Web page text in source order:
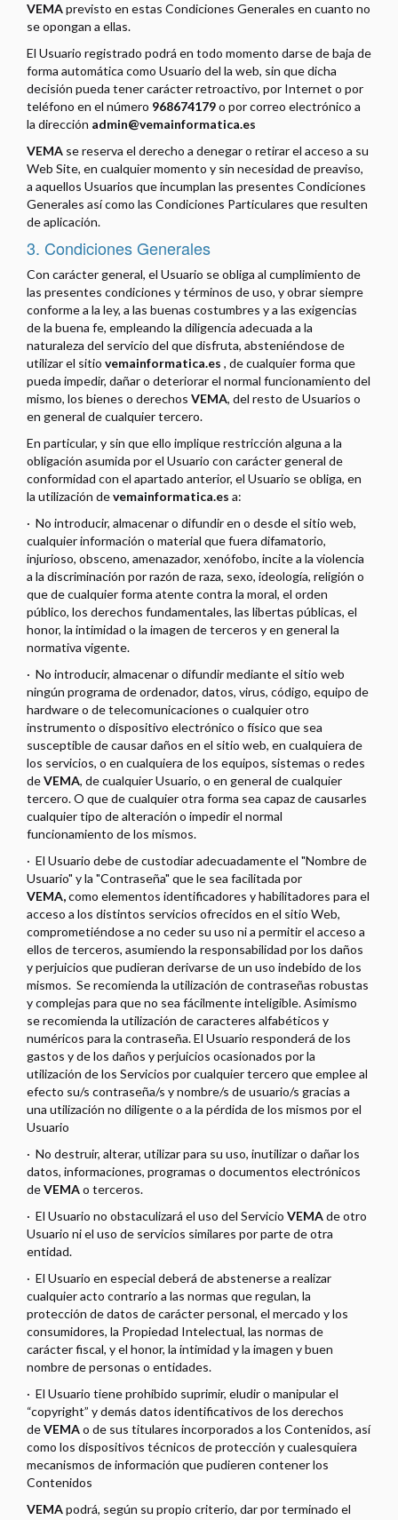
VEMAprevisto en estas Condiciones Generales en cuanto no
se opongan a ellas.
El Usuario registrado podrá en todo momento darse de baja de
forma automática como Usuario del la web, sin que dicha
decisión pueda tener carácter retroactivo, por Internet o por
teléfono en el número 968674179o por correo electrónico a
la dirección admin@vemainformatica.es
VEMA se reserva el derecho a denegar o retirar el acceso a su
Web Site, en cualquier momento y sin necesidad de preaviso,
a aquellos Usuarios que incumplan las presentes Condiciones
Generales así como las Condiciones Particulares que resulten
de aplicación.
3. Condiciones Generales
Con carácter general, el Usuario se obliga al cumplimiento de
las presentes condiciones y términos de uso, y obrar siempre
conforme a la ley, a las buenas costumbres y a las exigencias
de la buena fe, empleando la diligencia adecuada a la
naturaleza del servicio del que disfruta, absteniéndose de
utilizar el sitio vemainformatica.es , de cualquier forma que
pueda impedir, dañar o deteriorar el normal funcionamiento del
mismo, los bienes o derechos VEMA, del resto de Usuarios o
en general de cualquier tercero.
En particular, y sin que ello implique restricción alguna a la
obligación asumida por el Usuario con carácter general de
conformidad con el apartado anterior, el Usuario se obliga, en
la utilización devemainformatica.es a:
· No introducir, almacenar o difundir en o desde el sitio web,
cualquier información o material que fuera difamatorio,
injurioso, obsceno, amenazador, xenófobo, incite a la violencia
a la discriminación por razón de raza, sexo, ideología, religión o
que de cualquier forma atente contra la moral, el orden
público, los derechos fundamentales, las libertas públicas, el
honor, la intimidad o la imagen de terceros y en general la
normativa vigente.
· No introducir, almacenar o difundir mediante el sitio web
ningún programa de ordenador, datos, virus, código, equipo de
hardware o de telecomunicaciones o cualquier otro
instrumento o dispositivo electrónico o físico que sea
susceptible de causar daños en el sitio web, en cualquiera de
los servicios, o en cualquiera de los equipos, sistemas o redes
deVEMA, de cualquier Usuario, o en general de cualquier
tercero. O que de cualquier otra forma sea capaz de causarles
cualquier tipo de alteración o impedir el normal
funcionamiento de los mismos.
· El Usuario debe de custodiar adecuadamente el "Nombre de
Usuario" y la "Contraseña" que le sea facilitada por
VEMA,como elementos identificadores y habilitadores para el
acceso a los distintos servicios ofrecidos en el sitio Web,
comprometiéndose a no ceder su uso ni a permitir el acceso a
ellos de terceros, asumiendo la responsabilidad por los daños
y perjuicios que pudieran derivarse de un uso indebido de los
mismos. Se recomienda la utilización de contraseñas robustas
y complejas para que no sea fácilmente inteligible. Asimismo
se recomienda la utilización de caracteres alfabéticos y
numéricos para la contraseña. El Usuario responderá de los
gastos y de los daños y perjuicios ocasionados por la
utilización de los Servicios por cualquier tercero que emplee al
efecto su/s contraseña/s y nombre/s de usuario/s gracias a
una utilización no diligente o a la pérdida de los mismos por el
Usuario
· No destruir, alterar, utilizar para su uso, inutilizar o dañar los
datos, informaciones, programas o documentos electrónicos
deVEMAo terceros.
· El Usuario no obstaculizará el uso del Servicio VEMAde otro
Usuario ni el uso de servicios similares por parte de otra
entidad.
· El Usuario en especial deberá de abstenerse a realizar
cualquier acto contrario a las normas que regulan, la
protección de datos de carácter personal, el mercado y los
consumidores, la Propiedad Intelectual, las normas de
carácter fiscal, y el honor, la intimidad y la imagen y buen
nombre de personas o entidades.
· El Usuario tiene prohibido suprimir, eludir o manipular el
“copyright” y demás datos identificativos de los derechos
deVEMAo de sus titulares incorporados a los Contenidos, así
como los dispositivos técnicos de protección y cualesquiera
mecanismos de información que pudieren contener los
Contenidos
VEMApodrá, según su propio criterio, dar por terminado el